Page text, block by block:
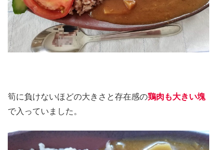
筍に負けないほどの大きさと存在感の鶏肉も大きい塊
で入っていました。